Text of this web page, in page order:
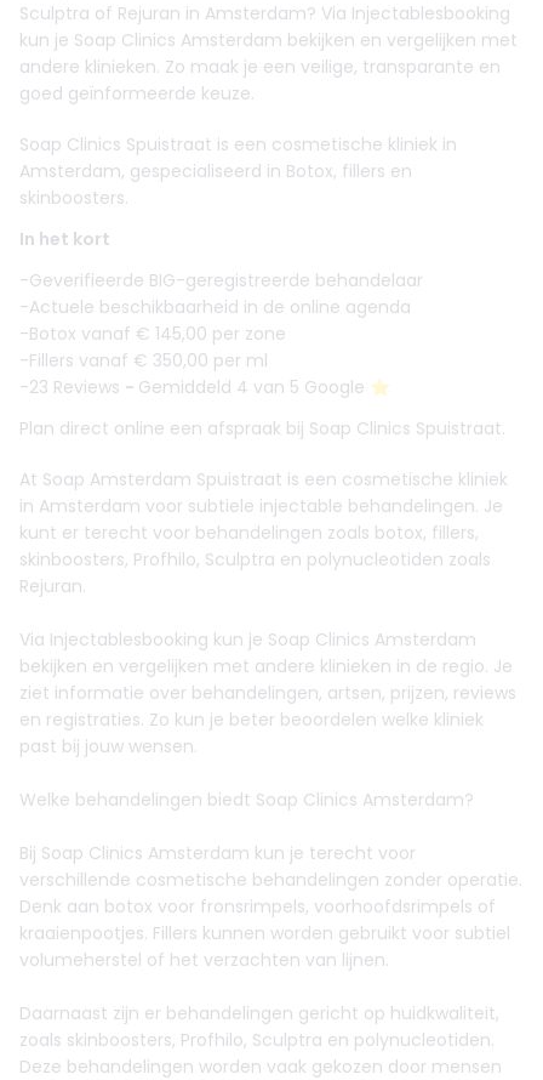
Sculptra of Rejuran in Amsterdam? Via Injectablesbooking
kun je Soap Clinics Amsterdam bekijken en vergelijken met
andere klinieken. Zo maak je een veilige, transparante en
goed geïnformeerde keuze.
Soap Clinics Spuistraat is een cosmetische kliniek in
Amsterdam, gespecialiseerd in Botox, fillers en
skinboosters.
In het kort
-Geverifieerde BIG-geregistreerde behandelaar
-Actuele beschikbaarheid in de online agenda
-Botox vanaf € 145,00 per zone
-Fillers vanaf € 350,00 per ml
-23 Reviews - Gemiddeld 4 van 5 Google ⭐️
Plan direct online een afspraak bij Soap Clinics Spuistraat.
At Soap Amsterdam Spuistraat is een cosmetische kliniek
in Amsterdam voor subtiele injectable behandelingen. Je
kunt er terecht voor behandelingen zoals botox, fillers,
skinboosters, Profhilo, Sculptra en polynucleotiden zoals
Rejuran.
Via Injectablesbooking kun je Soap Clinics Amsterdam
bekijken en vergelijken met andere klinieken in de regio. Je
ziet informatie over behandelingen, artsen, prijzen, reviews
en registraties. Zo kun je beter beoordelen welke kliniek
past bij jouw wensen.
Welke behandelingen biedt Soap Clinics Amsterdam?
Bij Soap Clinics Amsterdam kun je terecht voor
verschillende cosmetische behandelingen zonder operatie.
Denk aan botox voor fronsrimpels, voorhoofdsrimpels of
kraaienpootjes. Fillers kunnen worden gebruikt voor subtiel
volumeherstel of het verzachten van lijnen.
Daarnaast zijn er behandelingen gericht op huidkwaliteit,
zoals skinboosters, Profhilo, Sculptra en polynucleotiden.
Deze behandelingen worden vaak gekozen door mensen